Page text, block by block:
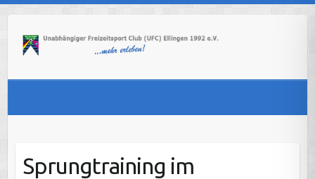
content
Sprungtraining im